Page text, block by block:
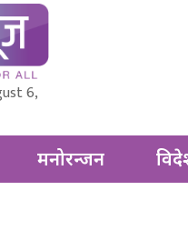
6,
मनोरन्जन